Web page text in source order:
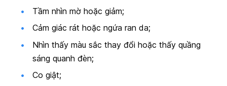
Tầm nhìn mờ hoặc giảm;
Cảm giác rát hoặc ngứa ran da;
Nhìn thấy màu sắc thay đổi hoặc thấy quầng
sáng quanh đèn;
Co giật;